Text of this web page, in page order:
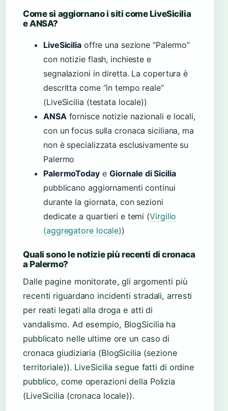
Come si aggiornano i siti come LiveSicilia
e ANSA?
LiveSiciliaoffre una sezione “Palermo”
con notizie flash, inchieste e
segnalazioni in diretta. La copertura è
descritta come “in tempo reale”
(LiveSicilia (testata locale))
ANSAfornisce notizie nazionali e locali,
con un focus sulla cronaca siciliana, ma
non è specializzata esclusivamente su
Palermo
PalermoTodaye Giornale di Sicilia
pubblicano aggiornamenti continui
durante la giornata, con sezioni
dedicate a quartieri e temi (Virgilio
(aggregatore locale))
Quali sono le notizie più recenti di cronaca
a Palermo?
Dalle pagine monitorate, gli argomenti più
recenti riguardano incidenti stradali, arresti
per reati legati alla droga e atti di
vandalismo. Ad esempio, BlogSicilia ha
pubblicato nelle ultime ore un caso di
cronaca giudiziaria (BlogSicilia (sezione
territoriale)). LiveSicilia segue fatti di ordine
pubblico, come operazioni della Polizia
(LiveSicilia (cronaca locale)).